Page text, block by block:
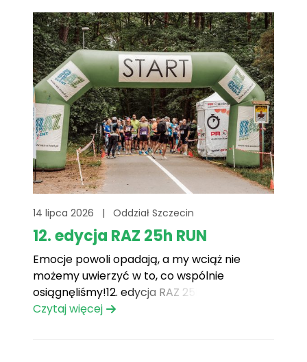
towarzyszącą Gdańskim Igrzyskom
Lekkoatletycznym, które odbywały się w
ramach Święta Zaspy. Zainteresowanie przy
zielonym namiocie[...]
14 lipca 2026 | Oddział Szczecin
12. edycja RAZ 25h RUN
Emocje powoli opadają, a my wciąż nie
możemy uwierzyć w to, co wspólnie
osiągnęliśmy!12. edycja RAZ 25h RUN
przechodzi do historii z przytupem. To był
Czytaj więcej